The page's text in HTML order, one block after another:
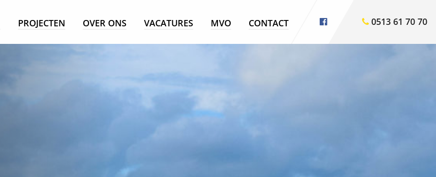
PROJECTEN OVER ONS VACATURES MVO CONTACT 0513 61 70 70